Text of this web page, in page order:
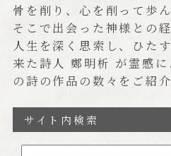
骨を削り、心を削って歩
そこで出会った神様との
人生を深く思索し、ひた
来た詩人 鄭明析 が霊感
の詩の作品の数々をご紹
サイト内検索